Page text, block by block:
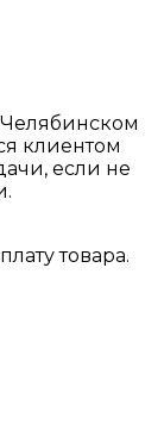
клиентом
если не
товара.